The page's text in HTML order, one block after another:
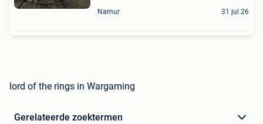
Namur 31 jul 26
lord of the rings in Wargaming
Gerelateerde zoektermen